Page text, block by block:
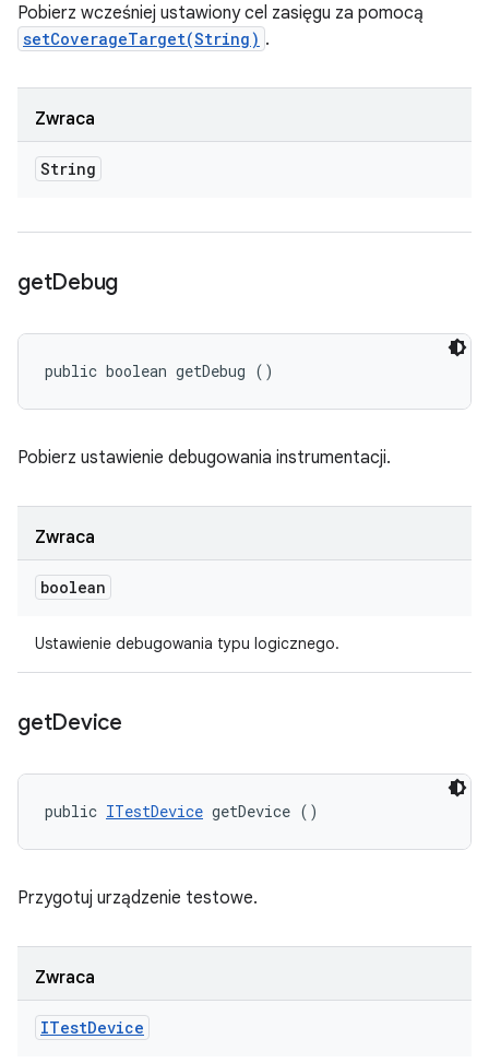
Pobierz wcześniej ustawiony cel zasięgu za pomocą
setCoverageTarget(String) .
Zwraca
String
getDebug
public boolean getDebug ()
Pobierz ustawienie debugowania instrumentacji.
Zwraca
boolean
Ustawienie debugowania typu logicznego.
getDevice
public ITestDevice getDevice ()
Przygotuj urządzenie testowe.
Zwraca
ITestDevice